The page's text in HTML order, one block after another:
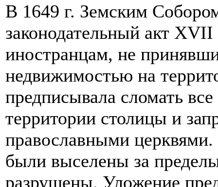
В 1649 г. Земским
законодательный акт
иностранцам, не
недвижимостью на
предписывала сломать
территории столицы и
православными
были выселены за
разрушены. Уложение